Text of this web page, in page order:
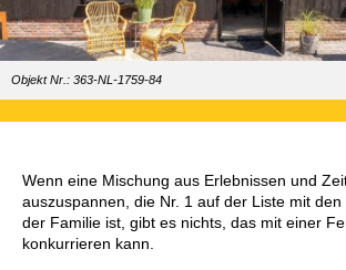
Objekt Nr.: 363-NL-1759-84
Wenn eine Mischung aus Erlebnissen und
auszuspannen, die Nr. 1 auf der Liste mit
der Familie ist, gibt es nichts, das mit einer
konkurrieren kann.